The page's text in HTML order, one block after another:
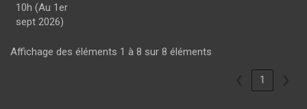
10h (Au 1er
sept 2026)
Affichage des éléments 1 à 8 sur 8 éléments
1